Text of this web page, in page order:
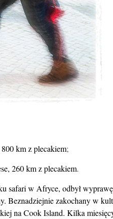
km z plecakiem;
260 km z plecakiem.
safari w Afryce, odbył
Beznadziejnie zakochany w
na Cook Island. Kilka